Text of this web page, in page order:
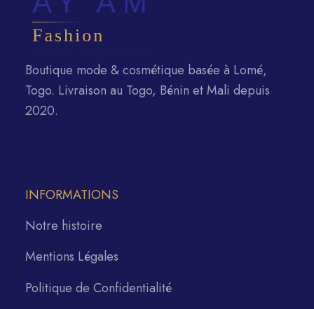
Boutique mode & cosmétique basée à Lomé,
Togo. Livraison au Togo, Bénin et Mali depuis
2020.
INFORMATIONS
Notre histoire
Mentions Légales
Politique de Confidentialité